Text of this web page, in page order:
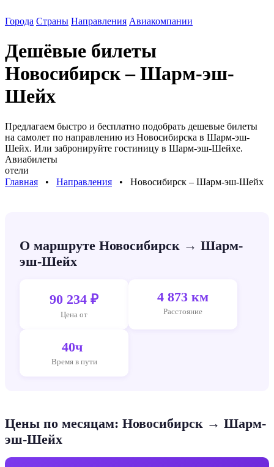
Города Страны Направления Авиакомпании
Дешёвые билеты
Новосибирск – Шарм-эш-
Шейх
Предлагаем быстро и бесплатно подобрать дешевые билеты
на самолет по направлению из Новосибирска в Шарм-эш-
Шейх. Или забронируйте гостиницу в Шарм-эш-Шейхе.
Авиабилеты
отели
Главная ⠀•⠀ Направления ⠀•⠀ Новосибирск – Шарм-эш-Шейх
О маршруте Новосибирск → Шарм-
эш-Шейх
90 234 ₽
Цена от
4 873 км
Расстояние
40ч
Время в пути
Цены по месяцам: Новосибирск → Шарм-
эш-Шейх